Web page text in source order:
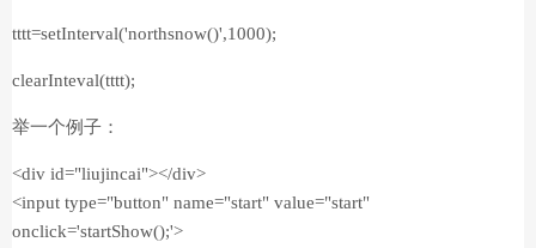
tttt=setInterval('northsnow()',1000);
clearInteval(tttt);
举一个例子：
<div id="liujincai"></div>
<input type="button" name="start" value="start"
onclick='startShow();'>